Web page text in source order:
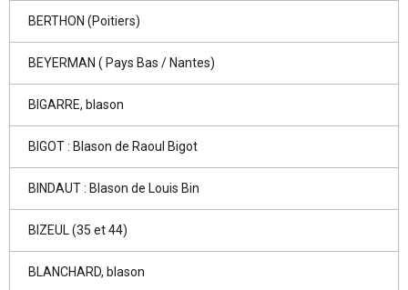
BERTHON (Poitiers)
BEYERMAN ( Pays Bas / Nantes)
BIGARRE, blason
BIGOT : Blason de Raoul Bigot
BINDAUT : Blason de Louis Bin
BIZEUL (35 et 44)
BLANCHARD, blason